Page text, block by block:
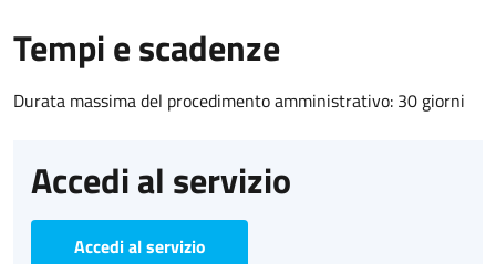
Tempi e scadenze
Durata massima del procedimento amministrativo: 30 giorni
Accedi al servizio
Accedi al servizio